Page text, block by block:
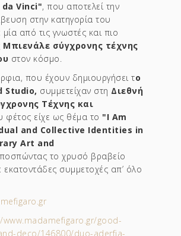
Vinci", που αποτελεί την
στην κατηγορία του
από τις γνωστές και πιο
Μπιενάλε σύγχρονης τέχνης
στον κόσμο.
που έχουν δημιουργήσει το
Studio, συμμετείχαν στη Διεθνή
Τέχνης και
φέτος είχε ως θέμα το "I Am
and Collective Identities in
Art and
το χρυσό βραβείο
συμμετοχές απ’ όλο
good-
deco/146800/duo-aderfia-